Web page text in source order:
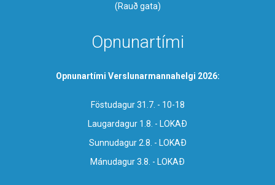
(Rauð gata)
Opnunartími
Opnunartími Verslunarmannahelgi 2026:
Föstudagur 31.7. - 10-18
Laugardagur 1.8. - LOKAÐ
Sunnudagur 2.8. - LOKAÐ
Mánudagur 3.8. - LOKAÐ